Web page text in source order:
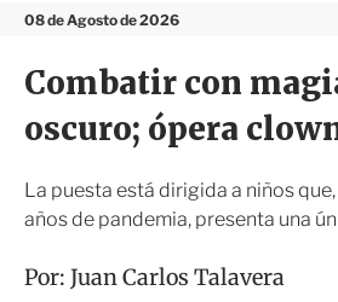
n
08 de Agosto de 2026
Combatir con
oscuro; ópera
La puesta está dirigida a niños
años de pandemia, presenta una
Por: Juan Carlos Talavera